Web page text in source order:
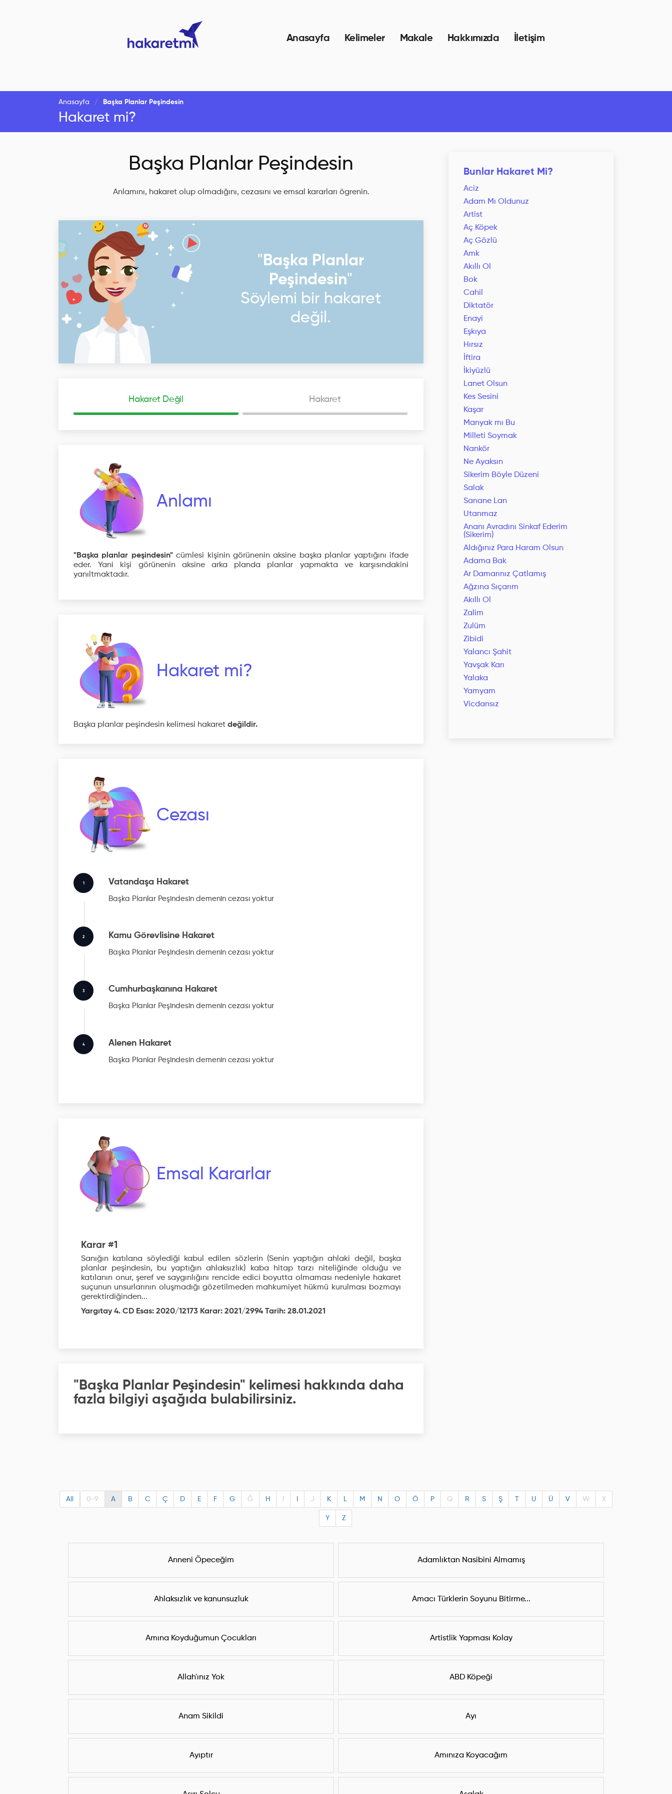
Anasayfa Kelimeler Makale Hakkımızda İletişim
Anasayfa Başka Planlar Peşindesin
Hakaret mi?
Başka Planlar Peşindesin
Anlamını, hakaret olup olmadığını, cezasını ve emsal kararları ögrenin.
" Başka Planlar
Peşindesin"
Söylemi bir hakaret
değil.
Hakaret Değil Hakaret
Anlamı
"Başka planlar peşindesin"cümlesi kişinin görünenin aksine başka planlar yaptığını ifade
eder. Yani kişi görünenin aksine arka planda planlar yapmakta ve karşısındakini
yanıltmaktadır.
Hakaret mi?
Başka planlar peşindesin kelimesi hakaret değildir.
Cezası
1 Vatandaşa Hakaret
Başka Planlar Peşindesin demenin cezası yoktur
2 Kamu Görevlisine Hakaret
Başka Planlar Peşindesin demenin cezası yoktur
3 Cumhurbaşkanına Hakaret
Başka Planlar Peşindesin demenin cezası yoktur
4 Alenen Hakaret
Başka Planlar Peşindesin demenin cezası yoktur
Emsal Kararlar
Karar #1
Sanığın katılana söylediği kabul edilen sözlerin (Senin yaptığın ahlaki değil, başka
planlar peşindesin, bu yaptığın ahlaksızlık) kaba hitap tarzı niteliğinde olduğu ve
katılanın onur, şeref ve saygınlığını rencide edici boyutta olmaması nedeniyle hakaret
suçunun unsurlarının oluşmadığı gözetilmeden mahkumiyet hükmü kurulması bozmayı
gerektirdiğinden...
Yargıtay 4. CD Esas: 2020/12173 Karar: 2021/2994 Tarih: 28.01.2021
"Başka Planlar Peşindesin" kelimesi hakkında daha
fazla bilgiyi aşağıda bulabilirsiniz.
Bunlar Hakaret Mi?
Aciz
Adam Mı Oldunuz
Artist
Aç Köpek
Aç Gözlü
Amk
Akıllı Ol
Bok
Cahil
Diktatör
Enayi
Eşkıya
Hırsız
İftira
İkiyüzlü
Lanet Olsun
Kes Sesini
Kaşar
Manyak mı Bu
Milleti Soymak
Nankör
Ne Ayaksın
Sikerim Böyle Düzeni
Salak
Sanane Lan
Utanmaz
Ananı Avradını Sinkaf Ederim
(Sikerim)
Aldığınız Para Haram Olsun
Adama Bak
Ar Damarınız Çatlamış
Ağzına Sıçarım
Akıllı Ol
Zalim
Zulüm
Zibidi
Yalancı Şahit
Yavşak Karı
Yalaka
Yamyam
Vicdansız
All 0-9 A B C Ç D E F G Ğ H J K L M N O Ö P Q R S Ş U Ü V W X
Y Z
Anneni Öpeceğim Adamlıktan Nasibini Almamış
Ahlaksızlık ve kanunsuzluk Amacı Türklerin Soyunu Bitirme...
Amına Koyduğumun Çocukları Artistlik Yapması Kolay
Allah'ınız Yok ABD Köpeği
Anam Sikildi Ayı
Ayıptır Amınıza Koyacağım